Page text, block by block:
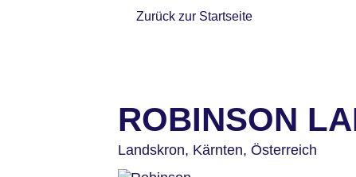
Zurück zur Startseite
ROBINSON
Landskron, Kärnten, Österreich